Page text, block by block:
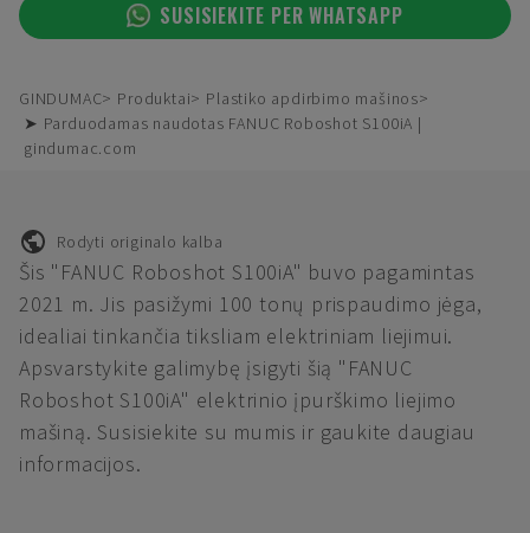
SUSISIEKITE PER WHATSAPP
GINDUMAC Produktai
Plastiko apdirbimo mašinos
➤ Parduodamas naudotas FANUC Roboshot S100iA |
gindumac.com
Rodyti originalo kalba
Šis "FANUC Roboshot S100iA" buvo pagamintas
2021 m. Jis pasižymi 100 tonų prispaudimo jėga,
idealiai tinkančia tiksliam elektriniam liejimui.
Apsvarstykite galimybę įsigyti šią "FANUC
Roboshot S100iA" elektrinio įpurškimo liejimo
mašiną. Susisiekite su mumis ir gaukite daugiau
informacijos.